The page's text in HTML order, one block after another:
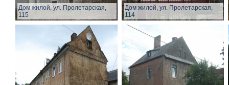
Дом жилой, ул. Пролетарская,
115
Дом жилой, ул. Пролетарская,
114